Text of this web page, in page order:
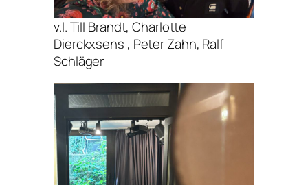
v.l. Till Brandt, Charlotte
Dierckxsens , Peter Zahn, Ralf
Schläger